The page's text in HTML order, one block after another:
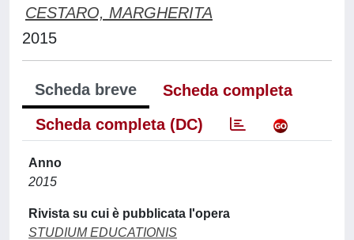
CESTARO, MARGHERITA
2015
Scheda breve
Scheda completa
Scheda completa (DC)
Anno
2015
Rivista su cui è pubblicata l'opera
STUDIUM EDUCATIONIS